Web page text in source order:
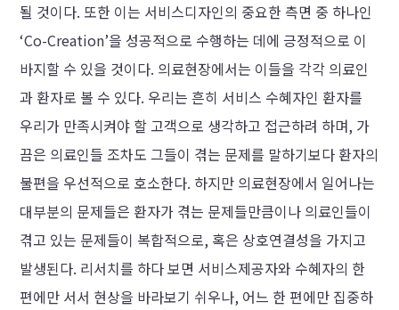
될 것이다. 또한 이는 서비스디자인의 중요한 측면 중 하나인
‘Co-Creation’을 성공적으로 수행하는 데에 긍정적으로 이
바지할 수 있을 것이다. 의료현장에서는 이들을 각각 의료인
과 환자로 볼 수 있다. 우리는 흔히 서비스 수혜자인 환자를
우리가 만족시켜야 할 고객으로 생각하고 접근하려 하며, 가
끔은 의료인들 조차도 그들이 겪는 문제를 말하기보다 환자의
불편을 우선적으로 호소한다. 하지만 의료현장에서 일어나는
대부분의 문제들은 환자가 겪는 문제들만큼이나 의료인들이
겪고 있는 문제들이 복합적으로, 혹은 상호연결성을 가지고
발생된다. 리서치를 하다 보면 서비스제공자와 수혜자의 한
편에만 서서 현상을 바라보기 쉬우나, 어느 한 편에만 집중하